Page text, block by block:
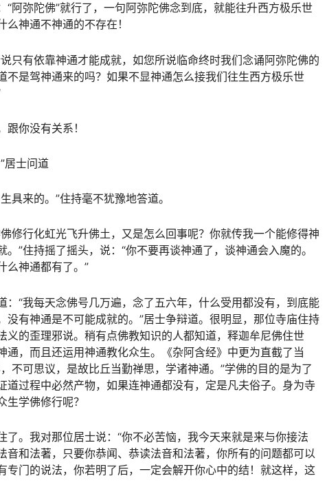
阿弥陀佛”就行了，一句阿弥陀佛念到底，就能往升西方极乐世
神通不神通的不存在！
只有依靠神通才能成就，如您所说临命终时我们念诵阿弥陀佛的
不是驾神通来的吗？如果不显神通怎么接我们往生西方极乐世
你没有关系！
居士问道
具来的。”住持毫不犹豫地答道。
修行化虹光飞升佛土，又是怎么回事呢？你就传我一个能修得神
”住持摇了摇头，说：“你不要再谈神通了，谈神通会入魔的。
么神通都有了。”
：“我每天念佛号几万遍，念了五六年，什么受用都没有，到底能
没有神通是不可能成就的。”居士争辩道。很明显，那位寺庙住持
义的歪理邪说。稍有点佛教知识的人都知道，释迦牟尼佛住世
通，而且还运用神通教化众生。《杂阿含经》中更为直截了当
不可思议，是故比丘当勤禅思，学诸神通。”学佛的目的是为了
道过程中必然产物，如果连神通都没有，定是凡夫俗子。身为寺
学佛修行呢？
了。我对那位居士说：“你不必苦恼，我今天来就是来与你接法
音和法著，只要你恭闻、恭读法音和法著，你所有的问题都可以
专门的说法，你若明了后，一定会解开你心中的结！就这样，这